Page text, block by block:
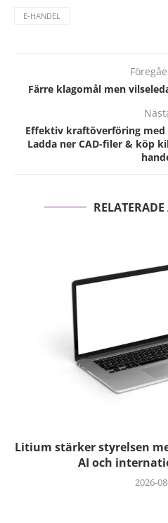
E-HANDEL
Färre klagomål men
Effektiv kraftöverföring
Ladda ner CAD-filer & köp
Litium stärker styrelsen
AI och
2026-